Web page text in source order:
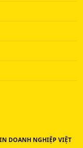
DOANH NGHIỆP VIỆT